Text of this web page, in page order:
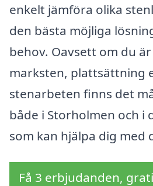
enkelt jämföra olika
den bästa möjliga
behov. Oavsett om du
marksten, plattsättning
stenarbeten finns det
både i Storholmen och i
som kan hjälpa dig med
Få 3 erbjudanden,